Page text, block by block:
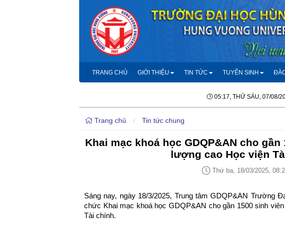
TRANG CHỦ GIỚI THIỆU TIN TỨC TUYỂN SINH
05:17, THỨ SÁU, 07/08/
Trang chủ / Tin tức chung
Khai mạc khoá học GDQP&AN cho
lượng cao Học viện
Thứ ba, 18/03/2025,
Sáng nay, ngày 18/3/2025, Trung tâm GDQP&AN Trường
chức Khai mạc khoá học GDQP&AN cho gần 1500 sinh
Tài chính.